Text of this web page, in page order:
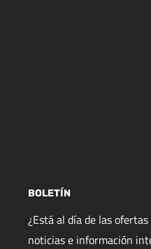
BOLETÍN
¿Está al día de las
noticias e información